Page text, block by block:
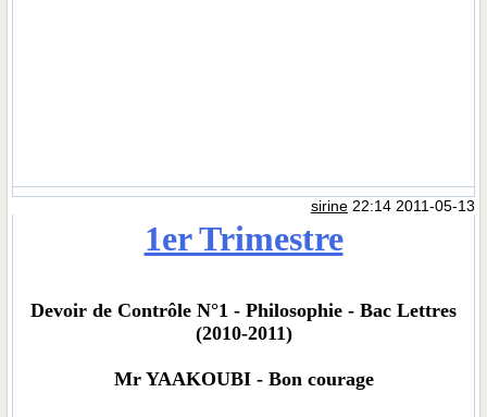
sirine22:14 2011-05-13
1er Trimestre
Devoir de Contrôle N°1 - Philosophie - Bac Lettres
(2010-2011)
Mr YAAKOUBI - Bon courage